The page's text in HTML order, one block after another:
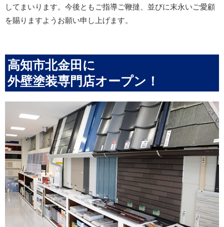
してまいります。今後ともご指導ご鞭撻、並びに末永いご愛顧
を賜りますようお願い申し上げます。
高知市北金田に
外壁塗装専門店オープン！